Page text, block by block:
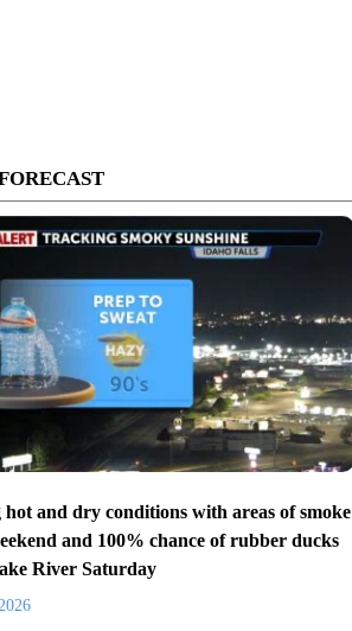
and dry conditions with areas of smoke
and 100% chance of rubber ducks
River Saturday